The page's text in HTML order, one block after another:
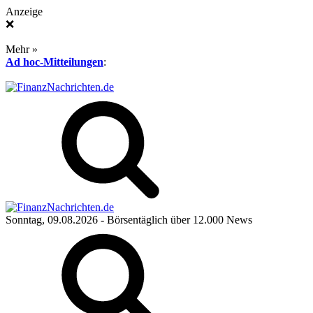
Anzeige
❌
Mehr »
Ad hoc-Mitteilungen:
Sonntag, 09.08.2026 - Börsentäglich über 12.000 News